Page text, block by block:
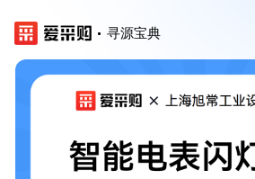
寻源宝典